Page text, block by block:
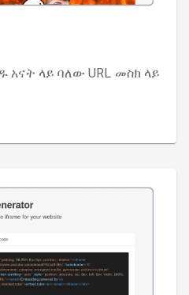
አናት ላይ ባለው URL መስክ ላይ